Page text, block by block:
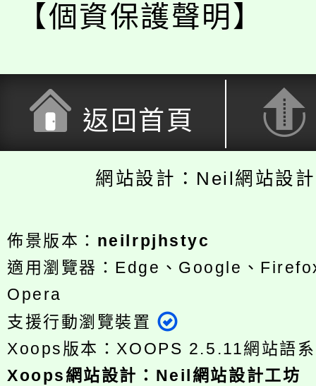
【個資保護聲明】
返回首頁
網站設計：Neil網站設
佈景版本： neilrpjhstyc
適用瀏覽器：Edge、Google、
Opera
支援行動瀏覽裝置
Xoops版本：XOOPS 2.5.11網站語
Xoops網站設計 ： Neil網站設計工坊